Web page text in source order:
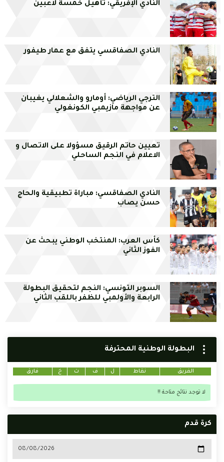
النادي الإفريقي: تأهيل خمسة لاعبين
النادي الصفاقسي يتفق مع عمار طيفور
الترجي الرياضي: أومارو والشعلالي يغيبان
عن مواجهة مازيمبي الكونغولي
تعيين حاتم الرقيق مسؤولا على الاتصال و
الاعلام في النجم الساحلي
النادي الصفاقسي: مباراة تطبيقية والحاج
حسن يصاب
كأس العرب: المنتخب الوطني يبحث عن
الفوز الثاني
السوبر التونسي: النجم لتحقيق البطولة
الرابعة والأولمبي للظفر باللقب الثاني
البطولة الوطنية المحترفة
الفريق نقاط ل ف ت خ فارق
لا توجد نتائج متاحة !!
كرة قدم